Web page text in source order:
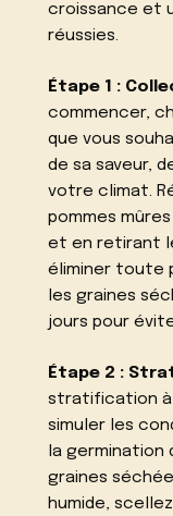
croissance et
réussies.
Étape 1 :
commencer,
que vous
de sa saveur,
votre climat.
pommes
et en retirant
éliminer toute
les graines
jours pour
Étape 2 :
stratification
simuler les
la germination
graines
humide,